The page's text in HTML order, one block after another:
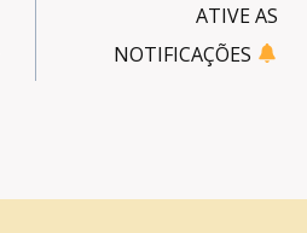
ATIVE AS
NOTIFICAÇÕES